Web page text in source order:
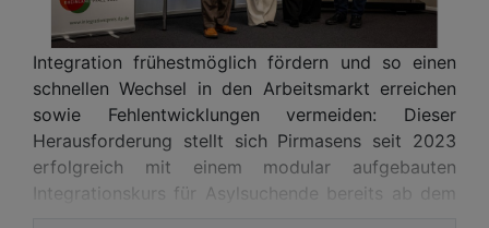
Integration frühestmöglich fördern und so einen
schnellen Wechsel in den Arbeitsmarkt erreichen
sowie Fehlentwicklungen vermeiden: Dieser
Herausforderung stellt sich Pirmasens seit 2023
erfolgreich mit einem modular aufgebauten
Integrationskurs für Asylsuchende bereits ab dem